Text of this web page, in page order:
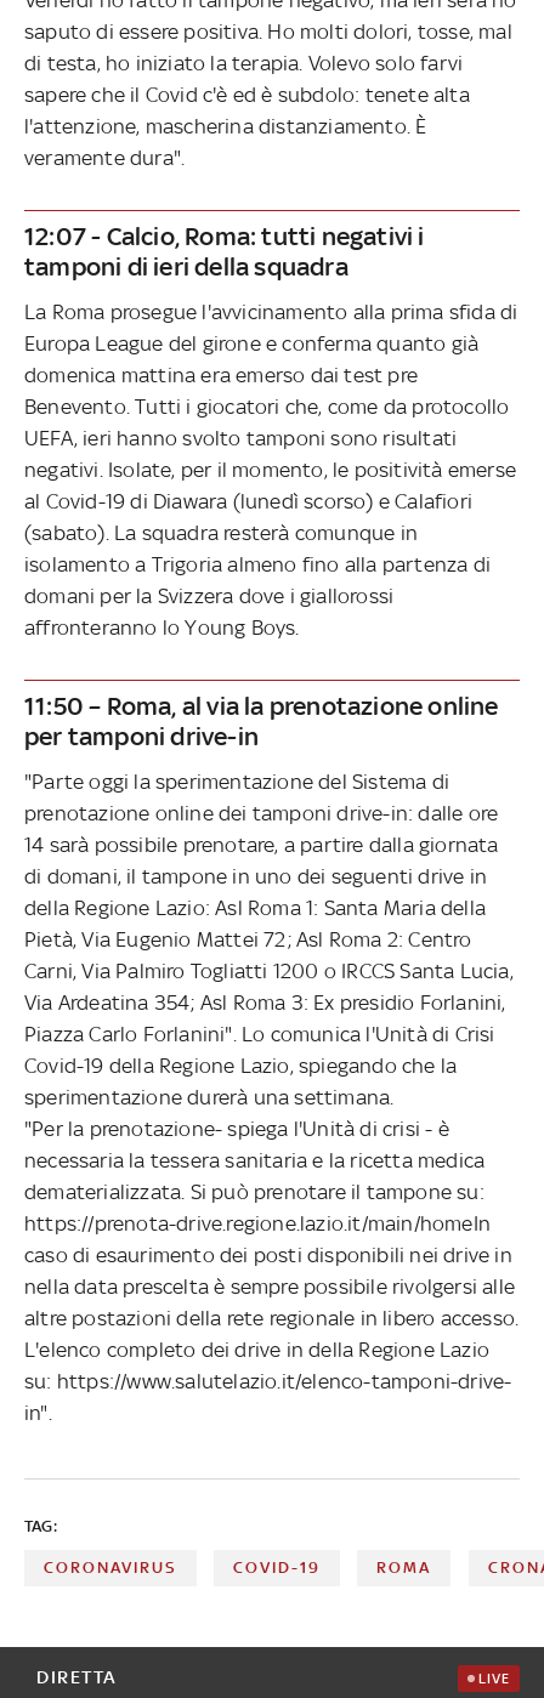
saputo di essere positiva. Ho molti dolori, tosse, mal
di testa, ho iniziato la terapia. Volevo solo farvi
sapere che il Covid c'è ed è subdolo: tenete alta
l'attenzione, mascherina distanziamento. È
veramente dura".
12:07 - Calcio, Roma: tutti negativi i
tamponi di ieri della squadra
La Roma prosegue l'avvicinamento alla prima sfida di
Europa League del girone e conferma quanto già
domenica mattina era emerso dai test pre
Benevento. Tutti i giocatori che, come da protocollo
UEFA, ieri hanno svolto tamponi sono risultati
negativi. Isolate, per il momento, le positività emerse
al Covid-19 di Diawara (lunedì scorso) e Calafiori
(sabato). La squadra resterà comunque in
isolamento a Trigoria almeno fino alla partenza di
domani per la Svizzera dove i giallorossi
affronteranno lo Young Boys.
11:50 – Roma, al via la prenotazione online
per tamponi drive-in
"Parte oggi la sperimentazione del Sistema di
prenotazione online dei tamponi drive-in: dalle ore
14 sarà possibile prenotare, a partire dalla giornata
di domani, il tampone in uno dei seguenti drive in
della Regione Lazio: Asl Roma 1: Santa Maria della
Pietà, Via Eugenio Mattei 72; Asl Roma 2: Centro
Carni, Via Palmiro Togliatti 1200 o IRCCS Santa Lucia,
Via Ardeatina 354; Asl Roma 3: Ex presidio Forlanini,
Piazza Carlo Forlanini". Lo comunica l'Unità di Crisi
Covid-19 della Regione Lazio, spiegando che la
sperimentazione durerà una settimana.
"Per la prenotazione- spiega l'Unità di crisi - è
necessaria la tessera sanitaria e la ricetta medica
dematerializzata. Si può prenotare il tampone su:
https://prenota-drive.regione.lazio.it/main/homeIn
caso di esaurimento dei posti disponibili nei drive in
nella data prescelta è sempre possibile rivolgersi alle
altre postazioni della rete regionale in libero accesso.
L'elenco completo dei drive in della Regione Lazio
su: https://www.salutelazio.it/elenco-tamponi-drive-
in".
TAG:
CORONAVIRUS COVID-19 ROMA
DIRETTA LIVE